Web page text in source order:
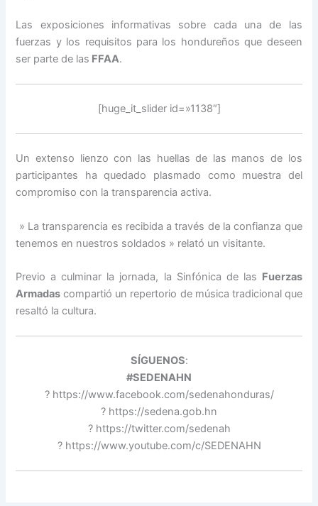
Las exposiciones informativas sobre cada una de las
fuerzas y los requisitos para los hondureños que deseen
ser parte de las FFAA.
[huge_it_slider id=»1138″]
Un extenso lienzo con las huellas de las manos de los
participantes ha quedado plasmado como muestra del
compromiso con la transparencia activa.
» La transparencia es recibida a través de la confianza que
tenemos en nuestros soldados » relató un visitante.
Previo a culminar la jornada, la Sinfónica de las Fuerzas
Armadas compartió un repertorio de música tradicional que
resaltó la cultura.
SÍGUENOS:
#SEDENAHN
? https://www.facebook.com/sedenahonduras/
? https://sedena.gob.hn
? https://twitter.com/sedenah
? https://www.youtube.com/c/SEDENAHN